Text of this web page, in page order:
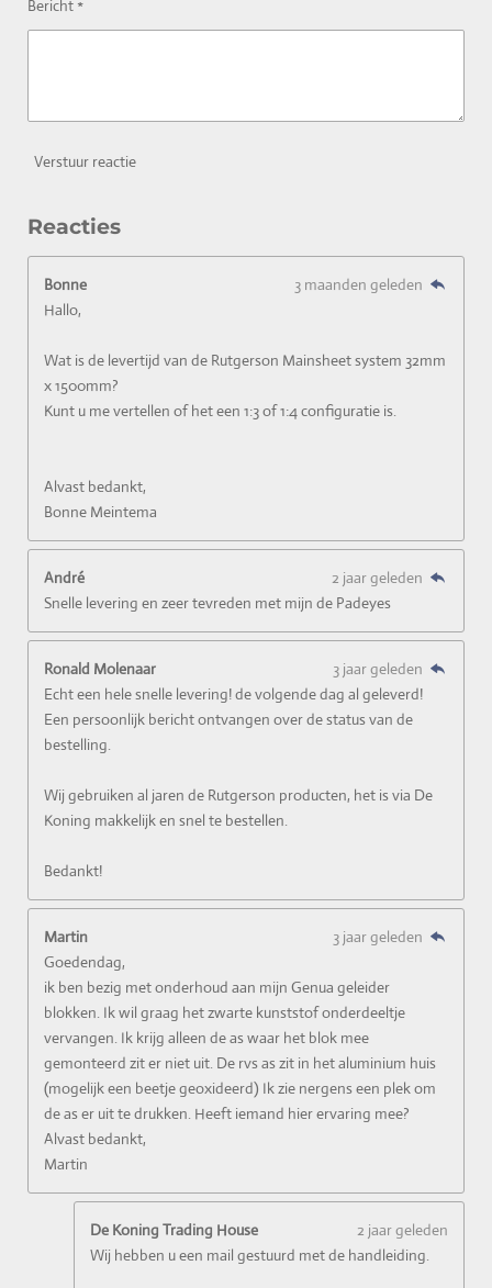
Bericht *
Verstuur reactie
Reacties
Bonne
3 maanden geleden
Hallo,
Wat is de levertijd van de Rutgerson Mainsheet system 32mm
x 1500mm?
Kunt u me vertellen of het een 1:3 of 1:4 configuratie is.
Alvast bedankt,
Bonne Meintema
André
2 jaar geleden
Snelle levering en zeer tevreden met mijn de Padeyes
Ronald Molenaar
3 jaar geleden
Echt een hele snelle levering! de volgende dag al geleverd!
Een persoonlijk bericht ontvangen over de status van de
bestelling.
Wij gebruiken al jaren de Rutgerson producten, het is via De
Koning makkelijk en snel te bestellen.
Bedankt!
Martin
3 jaar geleden
Goedendag,
ik ben bezig met onderhoud aan mijn Genua geleider
blokken. Ik wil graag het zwarte kunststof onderdeeltje
vervangen. Ik krijg alleen de as waar het blok mee
gemonteerd zit er niet uit. De rvs as zit in het aluminium huis
(mogelijk een beetje geoxideerd) Ik zie nergens een plek om
de as er uit te drukken. Heeft iemand hier ervaring mee?
Alvast bedankt,
Martin
De Koning Trading House
2 jaar geleden
Wij hebben u een mail gestuurd met de handleiding.